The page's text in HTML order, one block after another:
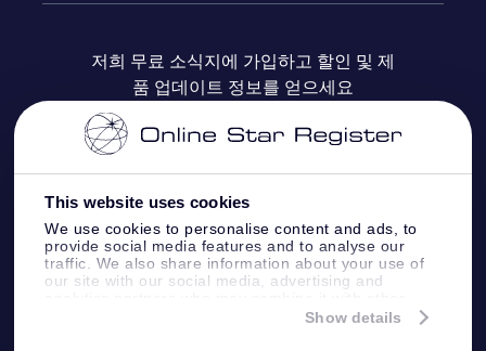
This website uses cookies
We use cookies to personalise content and ads, to
provide social media features and to analyse our
traffic. We also share information about your use of
our site with our social media, advertising and
information that you’ve provided to them or that
Show details
OSR 상품권
기업 선물
맞춤 별 페이지
One Million Stars
Fly me to the stars VR 앱
결제 정보
배송 정보
환불 정책
별자리
저희 무료 소식지에 가입하고 할인 및 제
품 업데이트 정보를 얻으세요